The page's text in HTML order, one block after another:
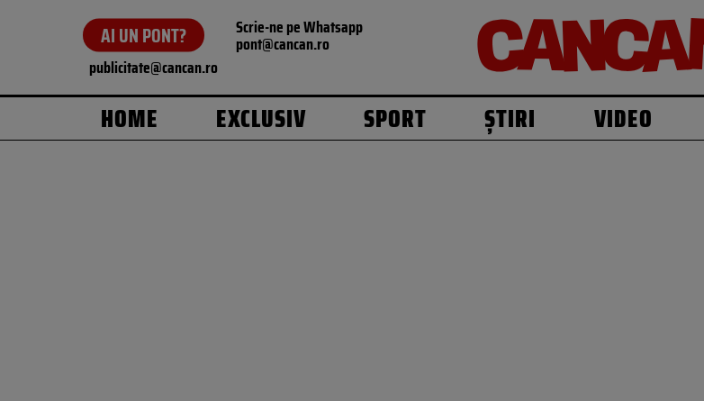
AI UN PONT? Scrie-ne pe Whatsapp
pont@cancan.ro
publicitate@cancan.ro
HOME EXCLUSIV SPORT ȘTIRI VIDEO